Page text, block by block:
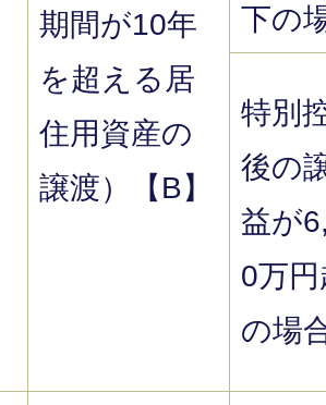
期間が10年
を超える居
住用資産の
譲渡）【B】
下の
特別
後の
益が
0万
の場